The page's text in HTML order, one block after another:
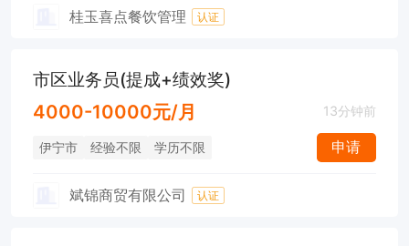
桂玉喜点餐饮管理 认证
市区业务员(提成+绩效奖)
4000-10000元/月 13分钟前
伊宁市 经验不限 学历不限 申请
斌锦商贸有限公司 认证